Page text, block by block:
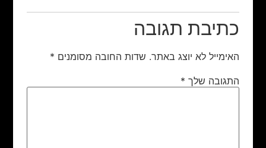
כתיבת תגובה
האימייל לא יוצג באתר. שדות החובה מסומנים *
התגובה שלך *